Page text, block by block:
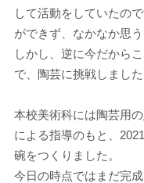
して活動をしていたの
ができず、なかなか思
しかし、逆に今だから
で、陶芸に挑戦しました
本校美術科には陶芸用
による指導のもと、
碗をつくりました。
今日の時点ではまだ完